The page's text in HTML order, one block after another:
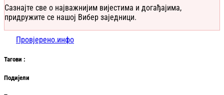
Сазнајте све о најважнијим вијестима и догађајима,
придружите се нашој Вибер заједници.
Провјерено.инфо
Тагови :
Подијели